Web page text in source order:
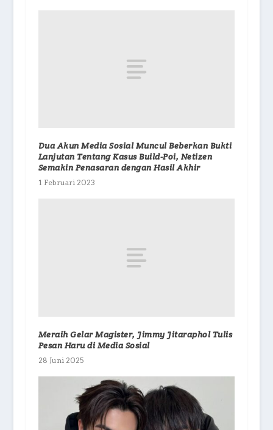
Dua Akun Media Sosial Muncul Beberkan Bukti
Lanjutan Tentang Kasus Build-Poi, Netizen
Semakin Penasaran dengan Hasil Akhir
1 Februari 2023
Meraih Gelar Magister, Jimmy Jitaraphol Tulis
Pesan Haru di Media Sosial
28 Juni 2025